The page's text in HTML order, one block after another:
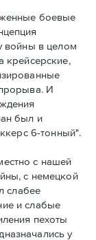
боевые
войны в целом
крейсерские,
И
был и
6-тонный".
с нашей
с немецкой
слабее
и слабые
пехоты
у